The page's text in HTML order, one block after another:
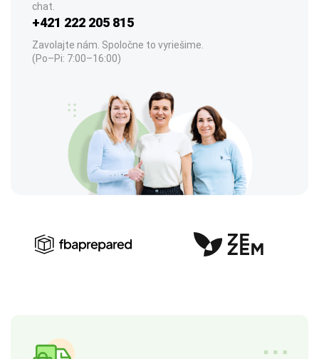
chat.
+421 222 205 815
Zavolajte nám. Spoločne to vyriešime.
(Po–Pi: 7:00–16:00)